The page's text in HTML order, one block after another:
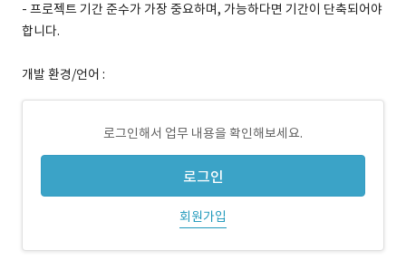
- 프로젝트 기간 준수가 가장 중요하며, 가능하다면 기간이 단축되어야
합니다.
개발 환경/언어 :
로그인해서 업무 내용을 확인해보세요.
로그인
회원가입